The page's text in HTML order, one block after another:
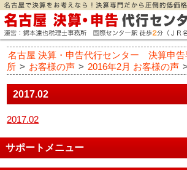
名古屋 決算・申告代行センター 決算申告
所 > お客様の声 > 2016年2月 お客様の声 >
2017.02
2017.02
サポートメニュー